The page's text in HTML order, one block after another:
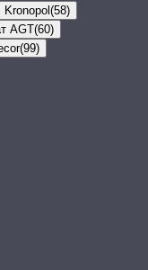
Kronopol (58)
AGT(60)
(99)